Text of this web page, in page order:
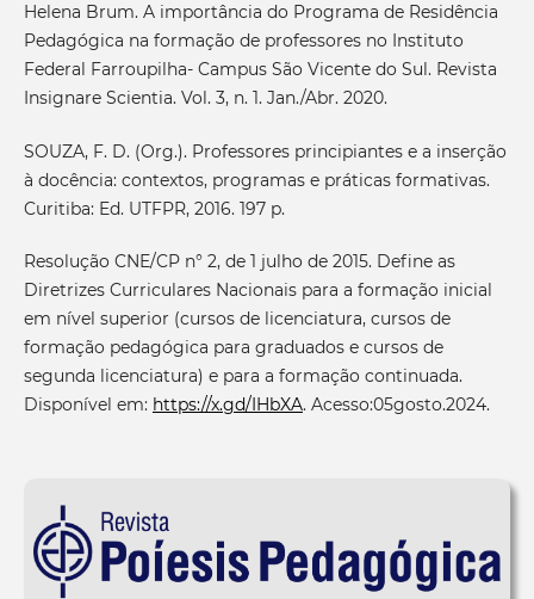
Helena Brum. A importância do Programa de Residência
Pedagógica na formação de professores no Instituto
Federal Farroupilha- Campus São Vicente do Sul. Revista
Insignare Scientia. Vol. 3, n. 1. Jan./Abr. 2020.
SOUZA, F. D. (Org.). Professores principiantes e a inserção
à docência: contextos, programas e práticas formativas.
Curitiba: Ed. UTFPR, 2016. 197 p.
Resolução CNE/CP n° 2, de 1 julho de 2015. Define as
Diretrizes Curriculares Nacionais para a formação inicial
em nível superior (cursos de licenciatura, cursos de
formação pedagógica para graduados e cursos de
segunda licenciatura) e para a formação continuada.
Disponível em: https://x.gd/IHbXA. Acesso:05gosto.2024.